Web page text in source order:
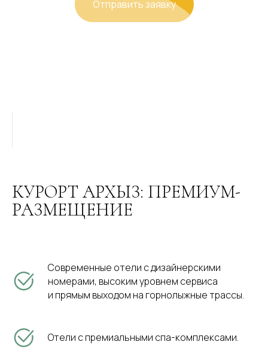
Отправить заявку
КУРОРТ АРХЫЗ: ПРЕМИУМ-
РАЗМЕЩЕНИЕ
Современные отели с дизайнерскими
номерами, высоким уровнем сервиса
и прямым выходом на горнолыжные трассы.
Отели с премиальными спа-комплексами.